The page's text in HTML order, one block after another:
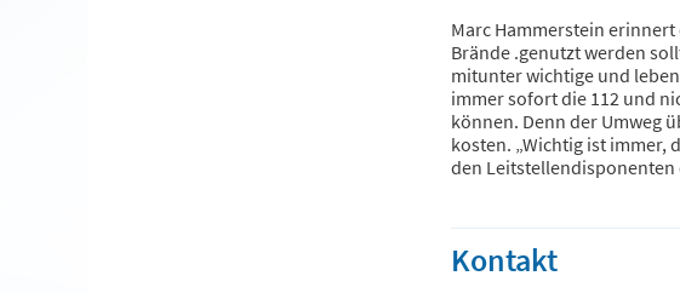
Marc Hammerstein
Brände .genutzt werden
mitunter wichtige und
immer sofort die 112 und
können. Denn der Umweg
kosten. „Wichtig ist immer,
den
Kontakt